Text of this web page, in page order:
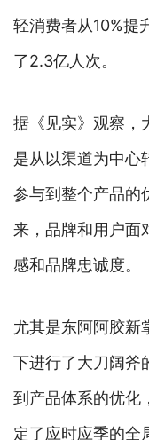
轻消费者从10%提
了2.3亿人次。
据《见实》观察，
是从以渠道为中心
参与到整个产品的
来，品牌和用户面
感和品牌忠诚度。
尤其是东阿阿胶新
下进行了大刀阔斧
到产品体系的优化
定了应时应季的全